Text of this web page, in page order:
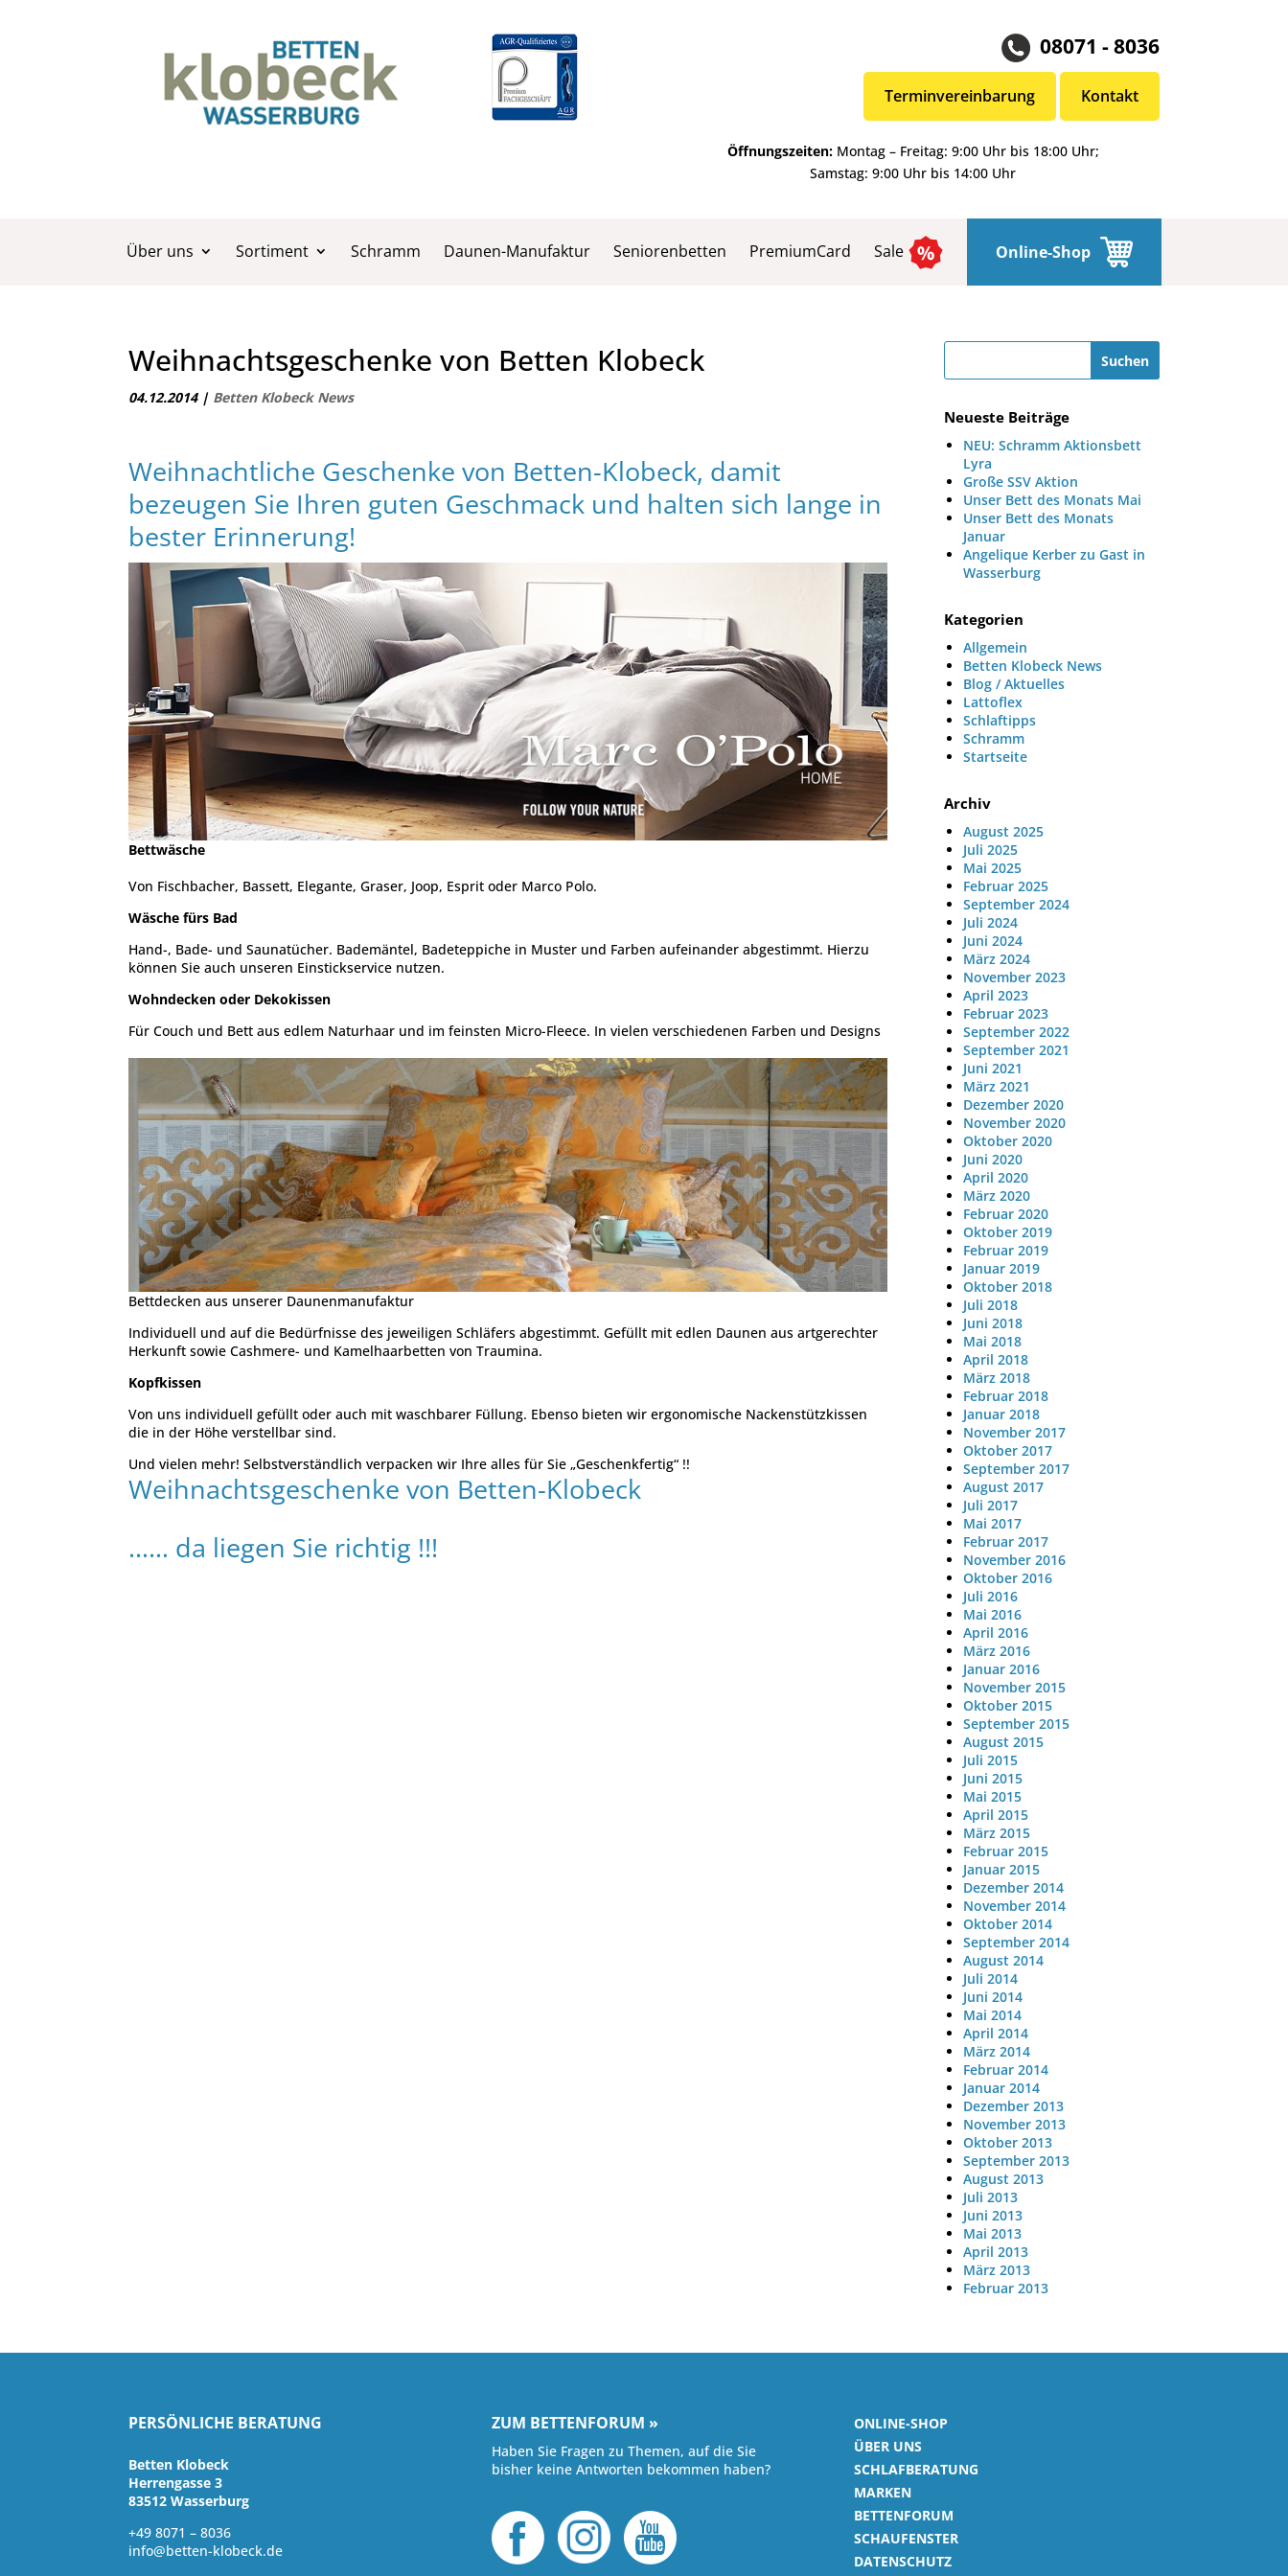
08071 - 8036
Terminvereinbarung Kontakt
Öffnungszeiten: Montag – Freitag: 9:00 Uhr bis 18:00 Uhr;
Samstag: 9:00 Uhr bis 14:00 Uhr
Über uns Sortiment Schramm Daunen-Manufaktur Seniorenbetten PremiumCard Sale Online-Shop
Weihnachtsgeschenke von Betten Klobeck
04.12.2014| Betten Klobeck News
Weihnachtliche Geschenke von Betten-Klobeck, damit
bezeugen Sie Ihren guten Geschmack und halten sich lange in
bester Erinnerung!
Bettwäsche
Von Fischbacher, Bassett, Elegante, Graser, Joop, Esprit oder Marco Polo.
Wäsche fürs Bad
Hand-, Bade- und Saunatücher. Bademäntel, Badeteppiche in Muster und Farben aufeinander abgestimmt. Hierzu
können Sie auch unseren Einstickservice nutzen.
Wohndecken oder Dekokissen
Für Couch und Bett aus edlem Naturhaar und im feinsten Micro-Fleece. In vielen verschiedenen Farben und Designs
Bettdecken aus unserer Daunenmanufaktur
Individuell und auf die Bedürfnisse des jeweiligen Schläfers abgestimmt. Gefüllt mit edlen Daunen aus artgerechter
Herkunft sowie Cashmere- und Kamelhaarbetten von Traumina.
Kopfkissen
Von uns individuell gefüllt oder auch mit waschbarer Füllung. Ebenso bieten wir ergonomische Nackenstützkissen
die in der Höhe verstellbar sind.
Und vielen mehr! Selbstverständlich verpacken wir Ihre alles für Sie „Geschenkfertig“ !!
Weihnachtsgeschenke von Betten-Klobeck
…… da liegen Sie richtig !!!
Neueste Beiträge
NEU: Schramm Aktionsbett
Lyra
Große SSV Aktion
Unser Bett des Monats Mai
Unser Bett des Monats
Januar
Angelique Kerber zu Gast in
Wasserburg
Kategorien
Allgemein
Betten Klobeck News
Blog / Aktuelles
Lattoflex
Schlaftipps
Schramm
Startseite
Archiv
August 2025
Juli 2025
Mai 2025
Februar 2025
September 2024
Juli 2024
Juni 2024
März 2024
November 2023
April 2023
Februar 2023
September 2022
September 2021
Juni 2021
März 2021
Dezember 2020
November 2020
Oktober 2020
Juni 2020
April 2020
März 2020
Februar 2020
Oktober 2019
Februar 2019
Januar 2019
Oktober 2018
Juli 2018
Juni 2018
Mai 2018
April 2018
März 2018
Februar 2018
Januar 2018
November 2017
Oktober 2017
September 2017
August 2017
Juli 2017
Mai 2017
Februar 2017
November 2016
Oktober 2016
Juli 2016
Mai 2016
April 2016
März 2016
Januar 2016
November 2015
Oktober 2015
September 2015
August 2015
Juli 2015
Juni 2015
Mai 2015
April 2015
März 2015
Februar 2015
Januar 2015
Dezember 2014
November 2014
Oktober 2014
September 2014
August 2014
Juli 2014
Juni 2014
Mai 2014
April 2014
März 2014
Februar 2014
Januar 2014
Dezember 2013
November 2013
Oktober 2013
September 2013
August 2013
Juli 2013
Juni 2013
Mai 2013
April 2013
März 2013
Februar 2013
PERSÖNLICHE BERATUNG
Betten Klobeck
Herrengasse 3
83512 Wasserburg
+49 8071 – 8036
info@betten-klobeck.de
ZUM BETTENFORUM »
Haben Sie Fragen zu Themen, auf die Sie
bisher keine Antworten bekommen haben?
ONLINE-SHOP
ÜBER UNS
SCHLAFBERATUNG
MARKEN
BETTENFORUM
SCHAUFENSTER
DATENSCHUTZ